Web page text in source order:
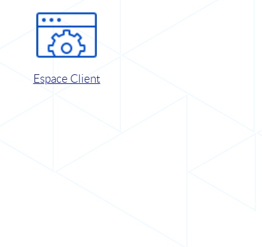
Espace Client